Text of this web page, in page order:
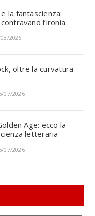
la fantascienza:
l’ironia
08/2026
oltre la curvatura
07/2026
Age: ecco la
letteraria
07/2026